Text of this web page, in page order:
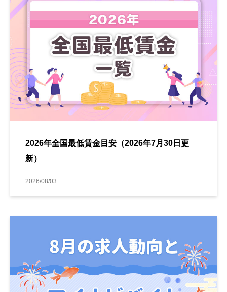
2026年全国最低賃金目安（2026年7月30日更
新）
2026/08/03